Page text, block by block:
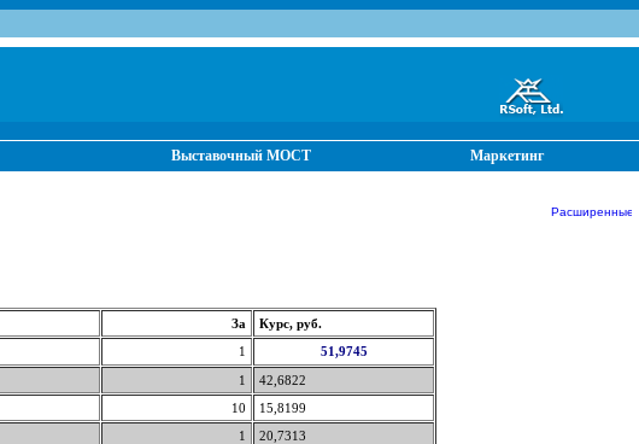
Выставочный МОСТ Маркетинг
Расширенные
За
Курс, руб.
1
51,9745
1
42,6822
10
15,8199
1
20,7313